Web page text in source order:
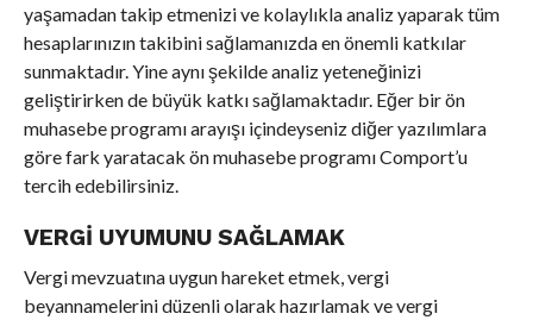
yaşamadan takip etmenizi ve kolaylıkla analiz yaparak tüm
hesaplarınızın takibini sağlamanızda en önemli katkılar
sunmaktadır. Yine aynı şekilde analiz yeteneğinizi
geliştirirken de büyük katkı sağlamaktadır. Eğer bir ön
muhasebe programı arayışı içindeyseniz diğer yazılımlara
göre fark yaratacak ön muhasebe programı Comport’u
tercih edebilirsiniz.
VERGI UYUMUNU SAĞLAMAK
Vergi mevzuatına uygun hareket etmek, vergi
beyannamelerini düzenli olarak hazırlamak ve vergi